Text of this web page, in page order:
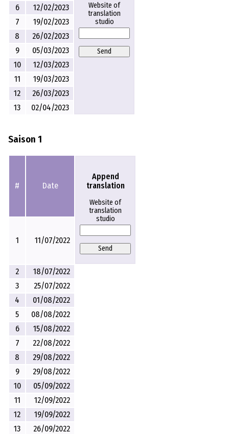
Website of
translation
studio
Send
6
12/02/2023
7
19/02/2023
8
26/02/2023
9
05/03/2023
10
12/03/2023
11
19/03/2023
12
26/03/2023
13
02/04/2023
Saison 1
# Date
Append
translation
Website of
translation
studio
Send
1 11/07/2022
2
18/07/2022
3
25/07/2022
4
01/08/2022
5
08/08/2022
6
15/08/2022
7
22/08/2022
8
29/08/2022
9
29/08/2022
10
05/09/2022
11
12/09/2022
12
19/09/2022
13
26/09/2022